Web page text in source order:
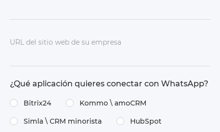
URL del sitio web de su empresa
¿Qué aplicación quieres conectar con WhatsApp?
Bitrix24 Kommo \​ amoCRM
Simla \​ CRM minorista HubSpot